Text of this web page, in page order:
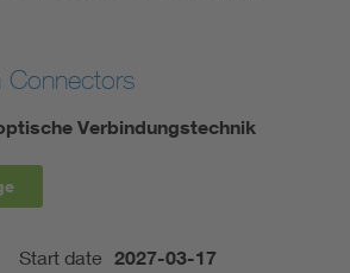
Verbindungstechnik
Start date 2027-03-17